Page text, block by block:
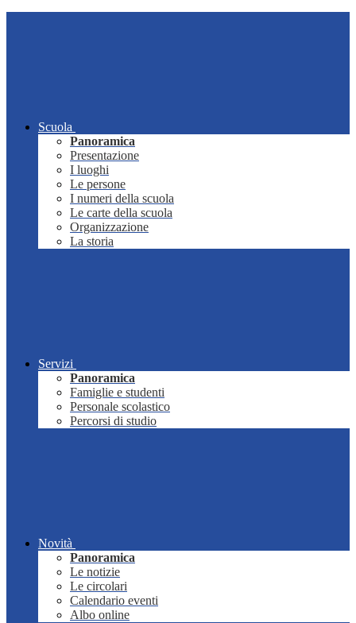
Scuola
Panoramica
Presentazione
I luoghi
Le persone
I numeri della scuola
Le carte della scuola
Organizzazione
La storia
Servizi
Panoramica
Famiglie e studenti
Personale scolastico
Percorsi di studio
Novità
Panoramica
Le notizie
Le circolari
Calendario eventi
Albo online